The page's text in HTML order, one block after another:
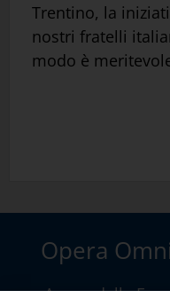
Trentino, la
nostri fratelli
modo è
Opera
A cura della